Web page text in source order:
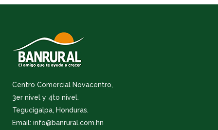
Centro Comercial Novacentro,
3er nivel y 4to nivel.
Tegucigalpa, Honduras.
Email: info@banrural.com.hn